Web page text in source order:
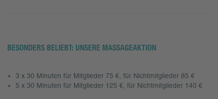
BESONDERS BELIEBT: UNSERE MASSAGEAKTION
3 x 30 Minuten für Mitglieder 75 €, für Nichtmitglieder 85 €
5 x 30 Minuten für Mitglieder 125 €, für Nichtmitglieder 140 €